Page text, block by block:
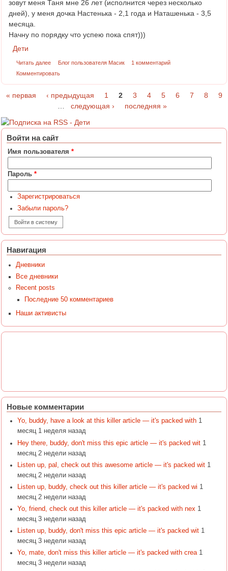
зовут меня Таня мне 26 лет (исполнится через несколько
дней), у меня дочка Настенька - 2,1 года и Наташенька - 3,5
месяца.
Начну по порядку что успею пока спят)))
Дети
Читать далее Блог пользователя Масик
1 комментарий
Комментировать
« первая ‹ предыдущая 1 2 3 4 5 6 7 8
9
следующая › последняя »
Войти на сайт
Имя пользователя *
Пароль *
Зарегистрироваться
Забыли пароль?
Навигация
Дневники
Все дневники
Recent posts
Последние 50 комментариев
Наши активисты
Новые комментарии
Yo, buddy, have a look at this killer article — it's packed with 1
месяц 1 неделя назад
Hey there, buddy, don't miss this epic article — it's packed wit 1
месяц 2 недели назад
Listen up, pal, check out this awesome article — it's packed wit 1
месяц 2 недели назад
Listen up, buddy, check out this killer article — it's packed wi 1
месяц 2 недели назад
Yo, friend, check out this killer article — it's packed with nex 1
месяц 3 недели назад
Listen up, buddy, don't miss this epic article — it's packed wit 1
месяц 3 недели назад
Yo, mate, don't miss this killer article — it's packed with crea 1
месяц 3 недели назад